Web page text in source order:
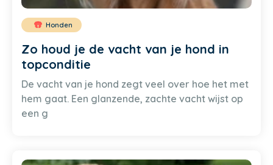
Honden
Zo houd je de vacht van je hond in
topconditie
De vacht van je hond zegt veel over hoe het met
hem gaat. Een glanzende, zachte vacht wijst op
een g